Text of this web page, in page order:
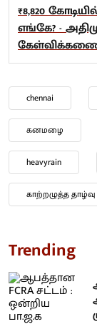
₹8,820
எங்கே? -
chennai
கனமழை
heavyrain
காற்றழுத்த
Trending